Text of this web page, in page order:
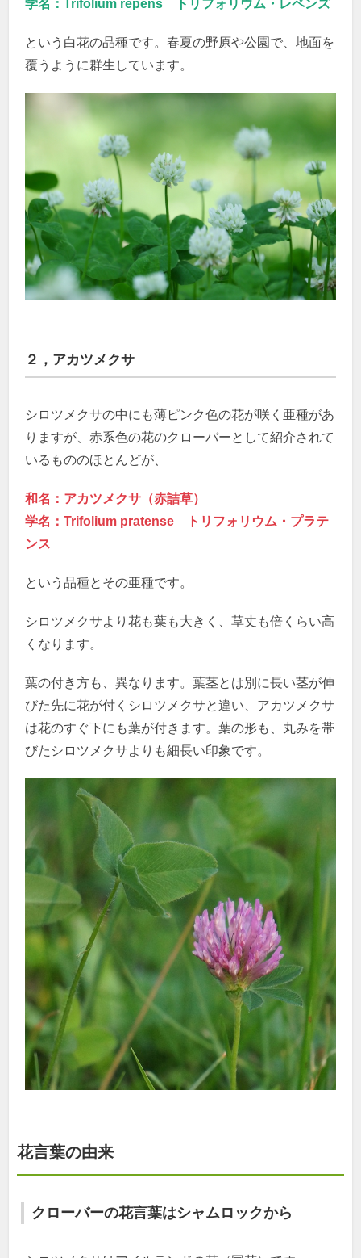
学名：Trifolium repens トリフォリウム・レペンズ
という白花の品種です。春夏の野原や公園で、地面を
覆うように群生しています。
２，アカツメクサ
シロツメクサの中にも薄ピンク色の花が咲く亜種があ
りますが、赤系色の花のクローバーとして紹介されて
いるもののほとんどが、
和名：アカツメクサ（赤詰草）
学名：Trifolium pratense トリフォリウム・プラテ
ンス
という品種とその亜種です。
シロツメクサより花も葉も大きく、草丈も倍くらい高
くなります。
葉の付き方も、異なります。葉茎とは別に長い茎が伸
びた先に花が付くシロツメクサと違い、アカツメクサ
は花のすぐ下にも葉が付きます。葉の形も、丸みを帯
びたシロツメクサよりも細長い印象です。
花言葉の由来
クローバーの花言葉はシャムロックから